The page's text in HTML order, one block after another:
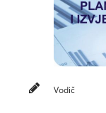
Vodič